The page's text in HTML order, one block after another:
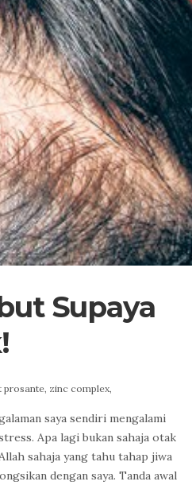
Supaya
prosante, zinc complex,
saya sendiri mengalami
Apa lagi bukan sahaja otak
sahaja yang tahu tahap jiwa
dengan saya. Tanda awal